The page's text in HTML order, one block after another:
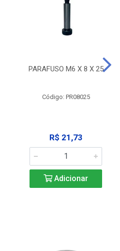
PARAFUSO M6 X 8 X 25
Código: PR08025
R$ 21,73
Adicionar